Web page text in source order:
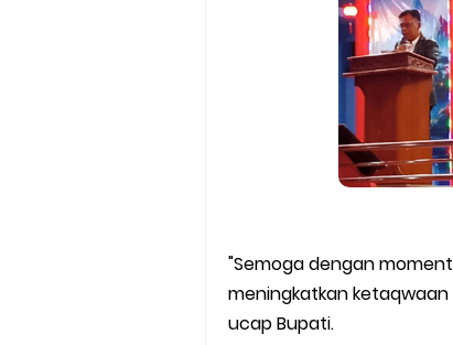
"Semoga dengan
meningkatkan ketaqwaan
ucap Bupati.